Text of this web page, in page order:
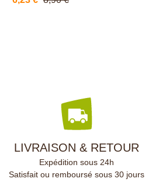
LIVRAISON & RETOUR
Expédition sous 24h
Satisfait ou remboursé sous 30 jours